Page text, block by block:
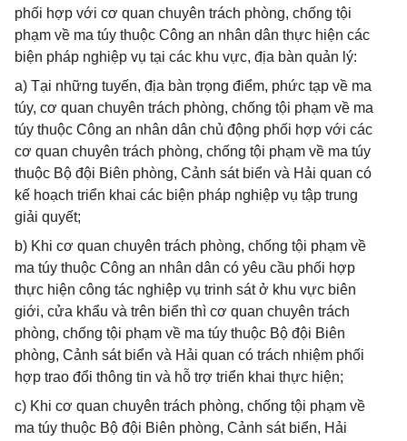
phối hợp với cơ quan chuyên trách phòng, chống tội
phạm về ma túy thuộc Công an nhân dân thực hiện các
biện pháp nghiệp vụ tại các khu vực, địa bàn quản lý:
a) Tại những tuyến, địa bàn trọng điểm, phức tạp về ma
túy, cơ quan chuyên trách phòng, chống tội phạm về ma
túy thuộc Công an nhân dân chủ động phối hợp với các
cơ quan chuyên trách phòng, chống tội phạm về ma túy
thuộc Bộ đội Biên phòng, Cảnh sát biển và Hải quan có
kế hoạch triển khai các biện pháp nghiệp vụ tập trung
giải quyết;
b) Khi cơ quan chuyên trách phòng, chống tội phạm về
ma túy thuộc Công an nhân dân có yêu cầu phối hợp
thực hiện công tác nghiệp vụ trinh sát ở khu vực biên
giới, cửa khẩu và trên biển thì cơ quan chuyên trách
phòng, chống tội phạm về ma túy thuộc Bộ đội Biên
phòng, Cảnh sát biển và Hải quan có trách nhiệm phối
hợp trao đổi thông tin và hỗ trợ triển khai thực hiện;
c) Khi cơ quan chuyên trách phòng, chống tội phạm về
ma túy thuộc Bộ đội Biên phòng, Cảnh sát biển, Hải